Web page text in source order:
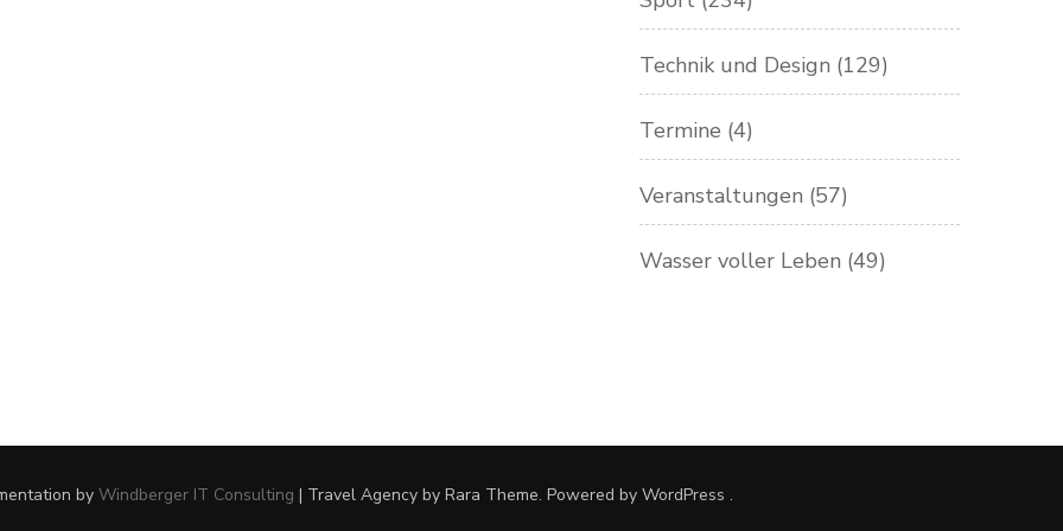
Technik und Design (129)
Termine (4)
Veranstaltungen (57)
Wasser voller Leben (49)
by Windberger IT Consulting | Travel Agencyby Rara Theme. Powered by WordPress .